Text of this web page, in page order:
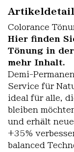
Colorance
Hier finden
Tönung in
mehr Inhalt.
Demi-
Service für
ideal für alle,
bleiben
und erhält
+35%
balanced